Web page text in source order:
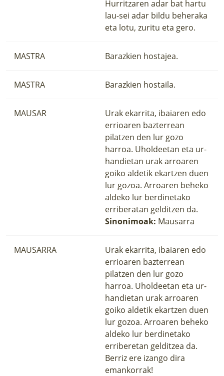
Hurritzaren adar bat hartu
lau-sei adar bildu beheraka
eta lotu, zuritu eta gero.
MASTRA Barazkien hostajea.
MASTRA Barazkien hostaila.
MAUSAR
Urak ekarrita, ibaiaren edo
errioaren bazterrean
pilatzen den lur gozo
harroa. Uholdeetan eta ur-
handietan urak arroaren
goiko aldetik ekartzen duen
lur gozoa. Arroaren beheko
aldeko lur berdinetako
erriberatan gelditzen da.
Sinonimoak: Mausarra
MAUSARRA
Urak ekarrita, ibaiaren edo
errioaren bazterrean
pilatzen den lur gozo
harroa. Uholdeetan eta ur-
handietan urak arroaren
goiko aldetik ekartzen duen
lur gozoa. Arroaren beheko
aldeko lur berdinetako
erriberetan gelditzea da.
Berriz ere izango dira
emankorrak!